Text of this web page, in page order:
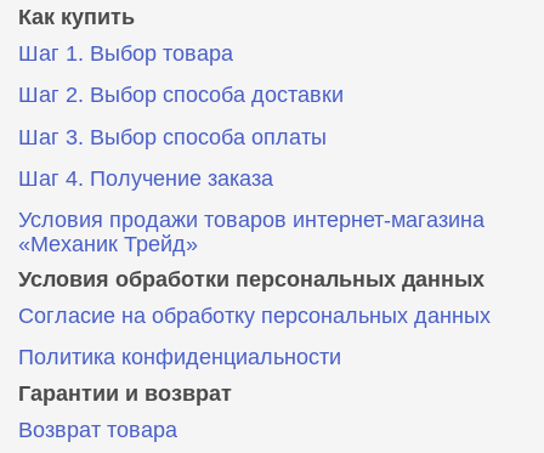
Как купить
Шаг 1. Выбор товара
Шаг 2. Выбор способа доставки
Шаг 3. Выбор способа оплаты
Шаг 4. Получение заказа
Условия продажи товаров интернет-магазина
«Механик Трейд»
Условия обработки персональных данных
Согласие на обработку персональных данных
Политика конфиденциальности
Гарантии и возврат
Возврат товара